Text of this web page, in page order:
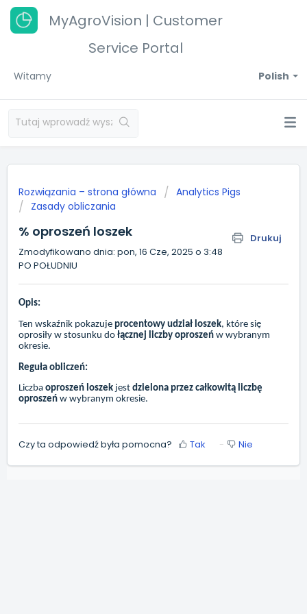
MyAgroVision | Customer
Service Portal
Polish
Witamy
Rozwiązania – strona główna
Analytics Pigs
Zasady obliczania
% oproszeń loszek
Drukuj
Zmodyfikowano dnia: pon, 16 Cze, 2025 o 3:48
PO POŁUDNIU
Opis:
Ten wskaźnik pokazuje procentowy udział loszek, które się
oprosiły w stosunku do łącznej liczby oproszeń w wybranym
okresie.
Reguła obliczeń:
Liczba oproszeń loszek jest dzielona przez całkowitą liczbę
oproszeń w wybranym okresie.
Czy ta odpowiedź była pomocna? Tak Nie